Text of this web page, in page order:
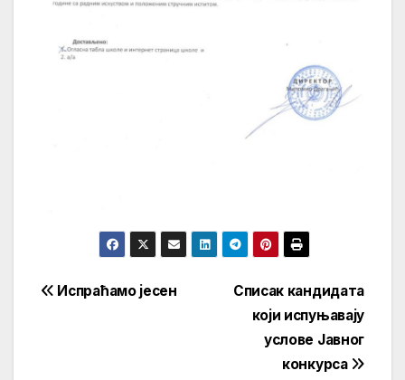
Кретање
Списак кандидата
који испуњавају
услове Јавног
конкурса
Испраћамо јесен